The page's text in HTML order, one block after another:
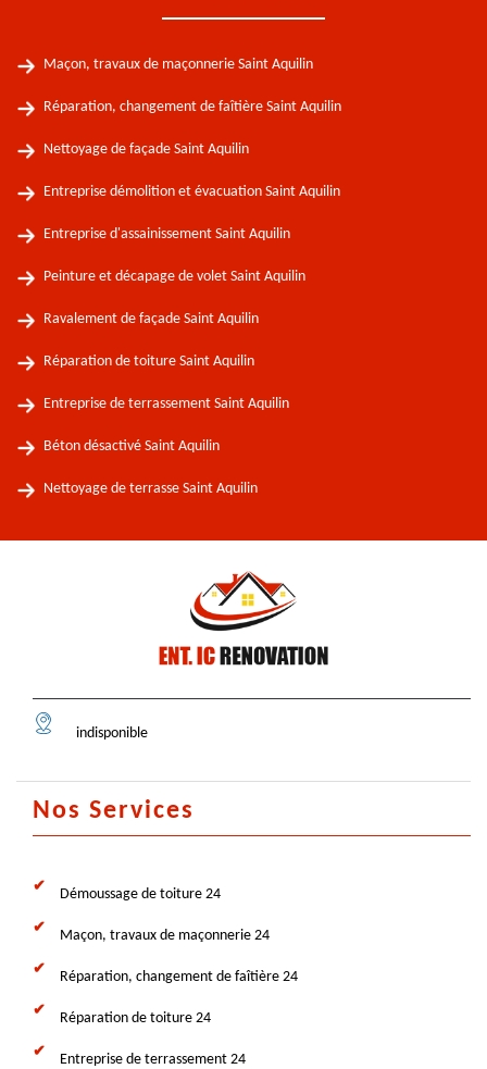
Maçon, travaux de maçonnerie Saint Aquilin
Réparation, changement de faîtière Saint Aquilin
Nettoyage de façade Saint Aquilin
Entreprise démolition et évacuation Saint Aquilin
Entreprise d'assainissement Saint Aquilin
Peinture et décapage de volet Saint Aquilin
Ravalement de façade Saint Aquilin
Réparation de toiture Saint Aquilin
Entreprise de terrassement Saint Aquilin
Béton désactivé Saint Aquilin
Nettoyage de terrasse Saint Aquilin
indisponible
Nos Services
Démoussage de toiture 24
Maçon, travaux de maçonnerie 24
Réparation, changement de faîtière 24
Réparation de toiture 24
Entreprise de terrassement 24